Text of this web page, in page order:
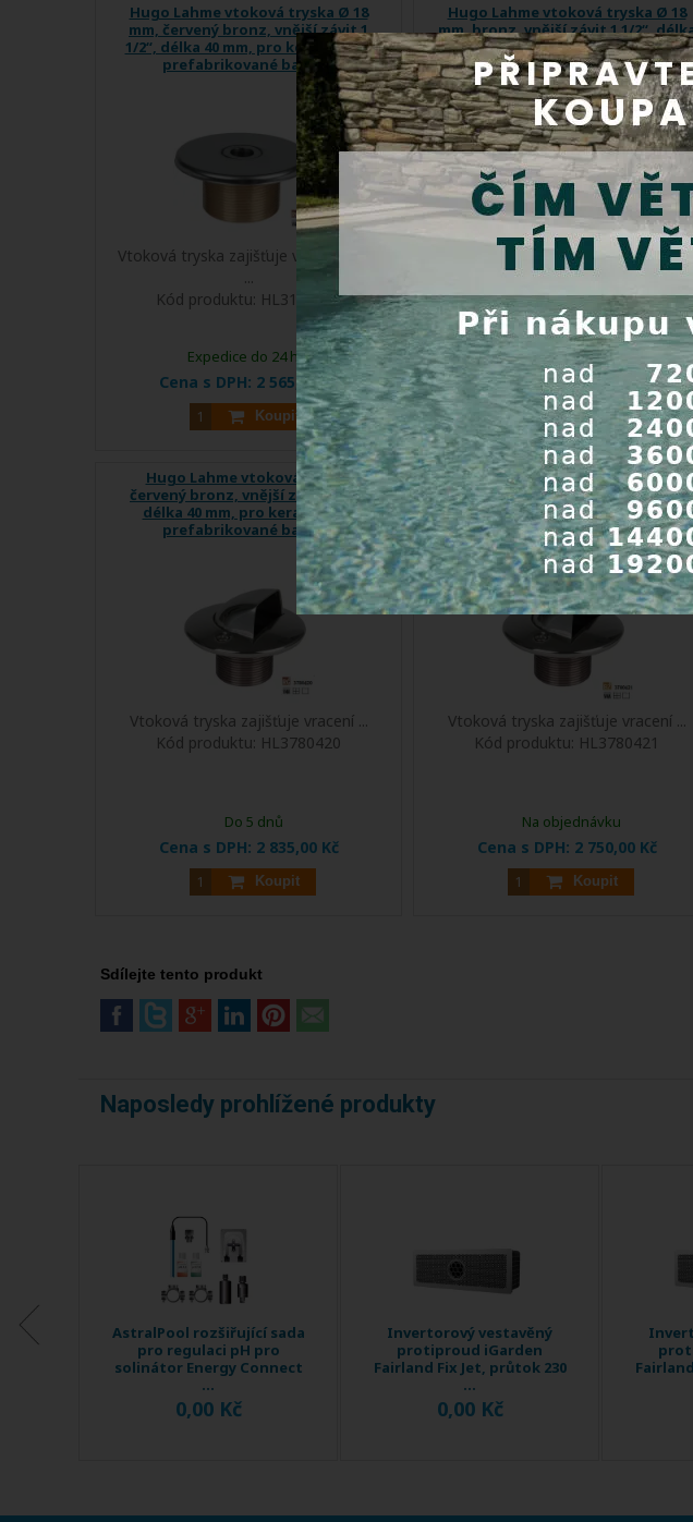
Hugo Lahme vtoková tryska Ø 18
mm, červený bronz, vnější závit 1
1/2“, délka 40 mm, pro keramické a
prefabrikované bazény
Vtoková tryska zajišťuje vrácení vody
...
Kód produktu: HL3100420
Cena s DPH: 2 565,00 Kč
Koupit
Expedice do 24 hod.
Hugo Lahme vtoková tryska Ø 18
mm, bronz, vnější závit 1 1/2“,
40 mm, pro keramické a
prefabrikované bazény
Vtoková tryska zajišťuje vrácení vody
...
Kód produktu:HL3100421
Cena s DPH:2 558,00 Kč
Koupit
Na objednávku
Hugo Lahme vtoková mušle,
červený bronz, vnější závit 1 1/2 ,
délka 40 mm, pro keramické a
prefabrikované bazény
Vtoková tryska zajišťuje vracení ...
Kód produktu: HL3780420
Cena s DPH: 2 835,00 Kč
Koupit
Do 5 dnů
Hugo Lahme vtoková mušle,
vnější závit 1 1/2 , délka 40 mm, pro
keramické a prefabrikované
Vtoková tryska zajišťuje vracení ...
Kód produktu: HL3780421
Cena s DPH: 2 750,00 Kč
Koupit
Na objednávku
Sdílejte tento produkt
Naposledy prohlížené produkty
AstralPool rozšiřující sada
pro regulaci pH pro
solinátor Energy Connect
...
0,00 Kč
Invertorový vestavěný
protiproud iGarden
Fairland Fix Jet, průtok 230
...
0,00 Kč